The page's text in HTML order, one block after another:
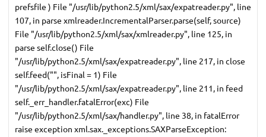
prefsfile ) File "/usr/lib/python2.5/xml/sax/expatreader.py", line
107, in parse xmlreader.IncrementalParser.parse(self, source)
File "/usr/lib/python2.5/xml/sax/xmlreader.py", line 125, in
parse self.close() File
"/usr/lib/python2.5/xml/sax/expatreader.py", line 217, in close
self.feed("", isFinal = 1) File
"/usr/lib/python2.5/xml/sax/expatreader.py", line 211, in feed
self._err_handler.fatalError(exc) File
"/usr/lib/python2.5/xml/sax/handler.py", line 38, in fatalError
raise exception xml.sax._exceptions.SAXParseException: